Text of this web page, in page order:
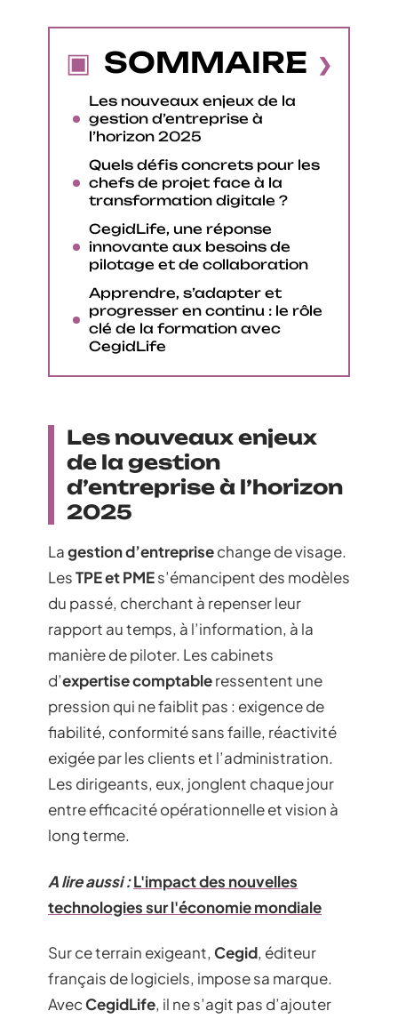
SOMMAIRE
Les nouveaux enjeux de la
gestion d’entreprise à
l’horizon 2025
Quels défis concrets pour les
chefs de projet face à la
transformation digitale ?
CegidLife, une réponse
innovante aux besoins de
pilotage et de collaboration
Apprendre, s’adapter et
progresser en continu : le rôle
clé de la formation avec
CegidLife
Les nouveaux enjeux
de la gestion
d’entreprise à l’horizon
2025
Lagestion d’entreprisechange de visage.
LesTPE et PMEs’émancipent des modèles
du passé, cherchant à repenser leur
rapport au temps, à l’information, à la
manière de piloter. Les cabinets
d’expertise comptableressentent une
pression qui ne faiblit pas : exigence de
fiabilité, conformité sans faille, réactivité
exigée par les clients et l’administration.
Les dirigeants, eux, jonglent chaque jour
entre efficacité opérationnelle et vision à
long terme.
A lire aussi :L'impact des nouvelles
technologies sur l'économie mondiale
Sur ce terrain exigeant, Cegid, éditeur
français de logiciels, impose sa marque.
AvecCegidLife, il ne s’agit pas d’ajouter